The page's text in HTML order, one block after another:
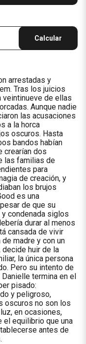
Calcular
arrestadas y
Tras los juicios
veintinueve de ellas
Aunque nadie
las acusaciones
a la horca
oscuros. Hasta
bandos habían
crearían dos
las familias de
para
de creación, y
los brujos
es una
de que su
y condenada siglos
durar al menos
cansada de vivir
madre y con un
huir de la
la única persona
Pero su intento de
termina en el
pisado:
y peligroso,
oscuros no son los
en ocasiones,
el equilibrio que una
antes de